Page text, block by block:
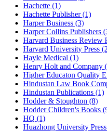
Hachette (1)
Hachette Publisher (1)
Harper Business (3)
Harper Collins Publishers
Harvard Business Review
Harvard University Press
Hayle Medical (1)
Henry Holt and Company
Higher Educaton Quality
Hindustan Law Book
Hindustan Publications (1)
Hodder & Stoughton (8)
Hodder Children's Books
HQ (1)
Huazhong University